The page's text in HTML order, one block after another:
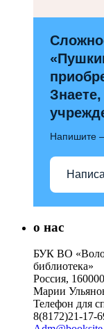
Напишите
о нас
БУК ВО
библиотека»
Россия,
Марии
Телефон для
8(8172)21-17-